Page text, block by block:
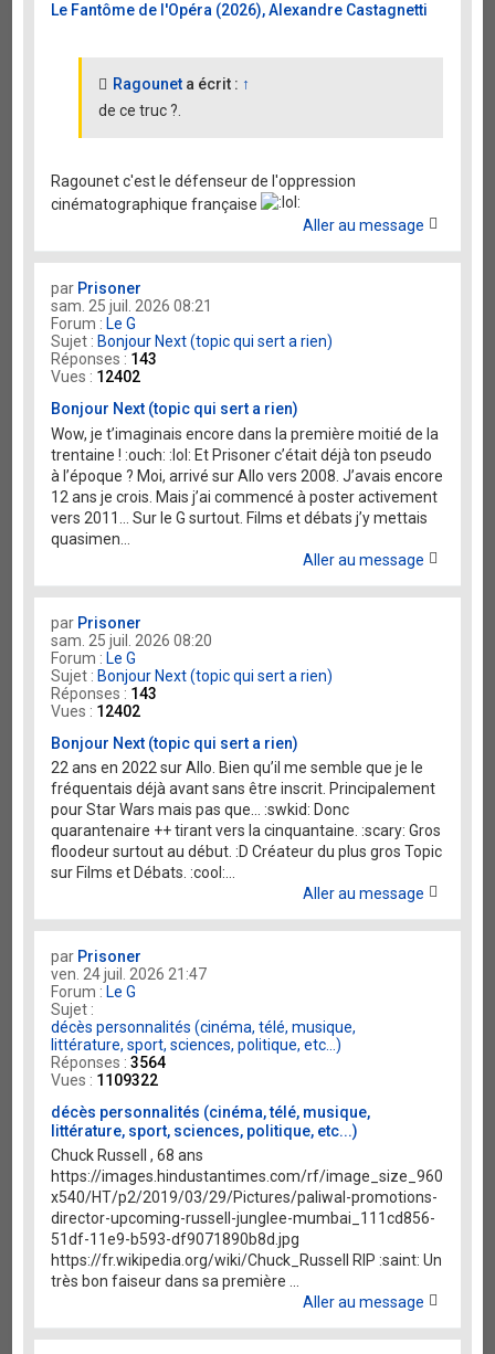
Le Fantôme de l'Opéra (2026), Alexandre Castagnetti
Ragounet a écrit : ↑
de ce truc ?.
Ragounet c'est le défenseur de l'oppression
cinématographique française
Aller au message
par Prisoner
sam. 25 juil. 2026 08:21
Forum : Le G
Sujet : Bonjour Next (topic qui sert a rien)
Réponses : 143
Vues : 12402
Bonjour Next (topic qui sert a rien)
Wow, je t’imaginais encore dans la première moitié de la
trentaine ! :ouch: :lol: Et Prisoner c’était déjà ton pseudo
à l’époque ? Moi, arrivé sur Allo vers 2008. J’avais encore
12 ans je crois. Mais j’ai commencé à poster activement
vers 2011… Sur le G surtout. Films et débats j’y mettais
quasimen...
Aller au message
par Prisoner
sam. 25 juil. 2026 08:20
Forum :Le G
Sujet :Bonjour Next (topic qui sert a rien)
Réponses : 143
Vues : 12402
Bonjour Next (topic qui sert a rien)
22 ans en 2022 sur Allo. Bien qu’il me semble que je le
fréquentais déjà avant sans être inscrit. Principalement
pour Star Wars mais pas que… :swkid: Donc
quarantenaire ++ tirant vers la cinquantaine. :scary: Gros
floodeur surtout au début. :D Créateur du plus gros Topic
sur Films et Débats. :cool:...
Aller au message
par Prisoner
ven. 24 juil. 2026 21:47
Forum : Le G
Sujet :
décès personnalités (cinéma, télé, musique,
littérature, sport, sciences, politique, etc...)
Réponses :3564
Vues : 1109322
décès personnalités (cinéma, télé, musique,
littérature, sport, sciences, politique, etc...)
Chuck Russell , 68 ans
https://images.hindustantimes.com/rf/image_size_960
x540/HT/p2/2019/03/29/Pictures/paliwal-promotions-
director-upcoming-russell-junglee-mumbai_111cd856-
51df-11e9-b593-df9071890b8d.jpg
https://fr.wikipedia.org/wiki/Chuck_Russell RIP :saint: Un
très bon faiseur dans sa première ...
Aller au message